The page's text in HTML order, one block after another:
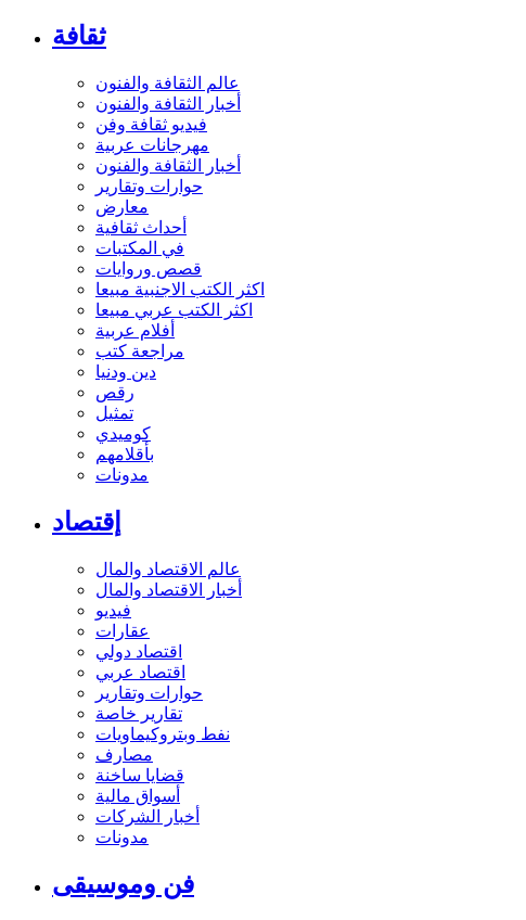
ثقافة
عالم الثقافة والفنون
أخبار الثقافة والفنون
فيديو ثقافة وفن
مهرجانات عربية
أخبار الثقافة والفنون
حوارات وتقارير
معارض
أحداث ثقافية
في المكتبات
قصص وروايات
اكثر الكتب الاجنبية مبيعا
اكثر الكتب عربي مبيعا
أفلام عربية
مراجعة كتب
دين ودنيا
رقص
تمثيل
كوميدي
بأقلامهم
مدونات
إقتصاد
عالم الاقتصاد والمال
أخبار الاقتصاد والمال
فيديو
عقارات
اقتصاد دولي
اقتصاد عربي
حوارات وتقارير
تقارير خاصة
نفط وبتروكيماويات
مصارف
قضايا ساخنة
أسواق مالية
أخبار الشركات
مدونات
فن وموسيقى